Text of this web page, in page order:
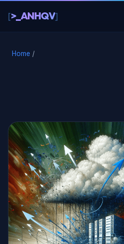
contenido
[>_ANHQV]
Home /